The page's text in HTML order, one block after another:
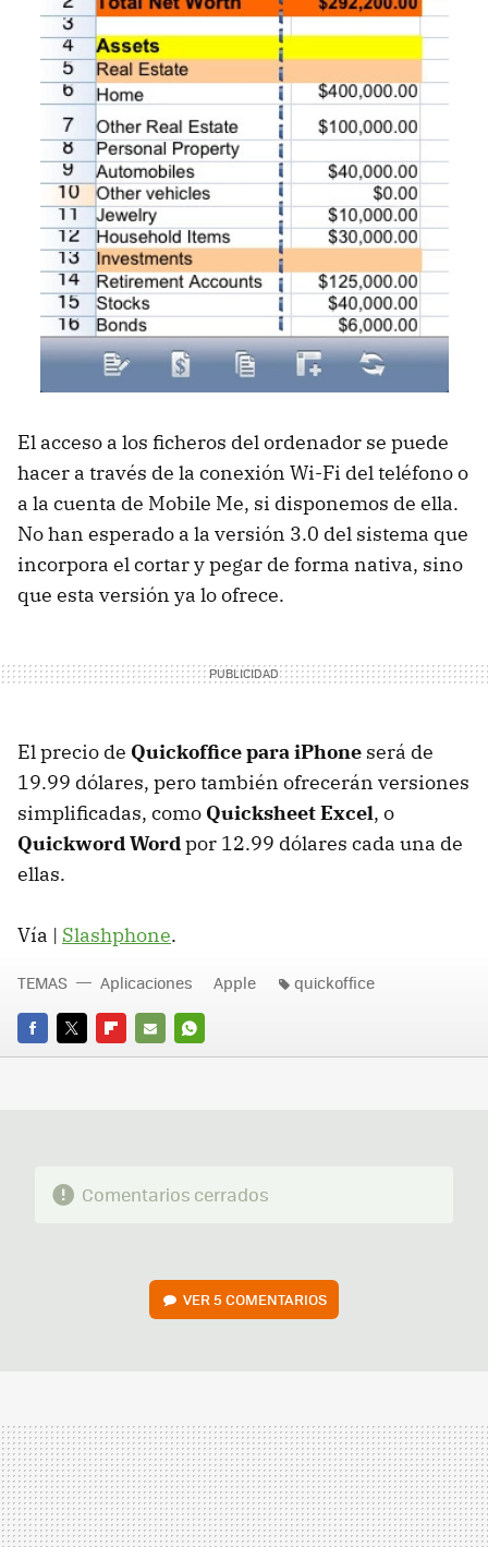
El acceso a los ficheros del ordenador se puede
hacer a través de la conexión Wi-Fi del teléfono o
a la cuenta de Mobile Me, si disponemos de ella.
No han esperado a la versión 3.0 del sistema que
incorpora el cortar y pegar de forma nativa, sino
que esta versión ya lo ofrece.
El precio de Quickoffice para iPhone será de
19.99 dólares, pero también ofrecerán versiones
simplificadas, como Quicksheet Excel, o
Quickword Wordpor 12.99 dólares cada una de
ellas.
Vía | Slashphone.
FACEBOOK
TWITTERFLIPBOARD
E-
WHATSAPP
TEMAS Aplicaciones Apple quickoffice
Comentarios cerrados
VER 5 COMENTARIOS